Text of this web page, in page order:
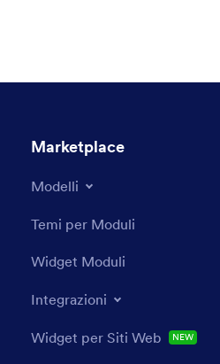
Marketplace
Modelli
Temi per Moduli
Widget Moduli
Integrazioni
Widget per Siti Web NEW